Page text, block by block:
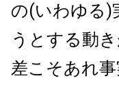
の(いわゆる)
うとする動
差こそあれ